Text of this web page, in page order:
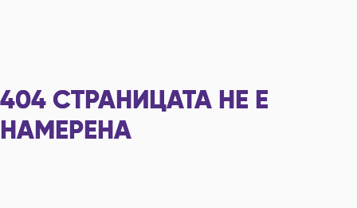
404 СТРАНИЦАТА НЕ Е
НАМЕРЕНА